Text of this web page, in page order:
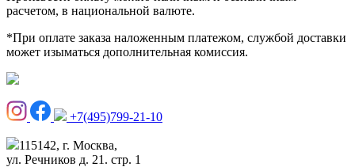
расчетом, в национальной валюте.
*При оплате заказа наложенным платежом, службой доставки
может изыматься дополнительная комиссия.
+7(495)799-21-10
115142, г. Москва,
ул. Речников д. 21. стр. 1